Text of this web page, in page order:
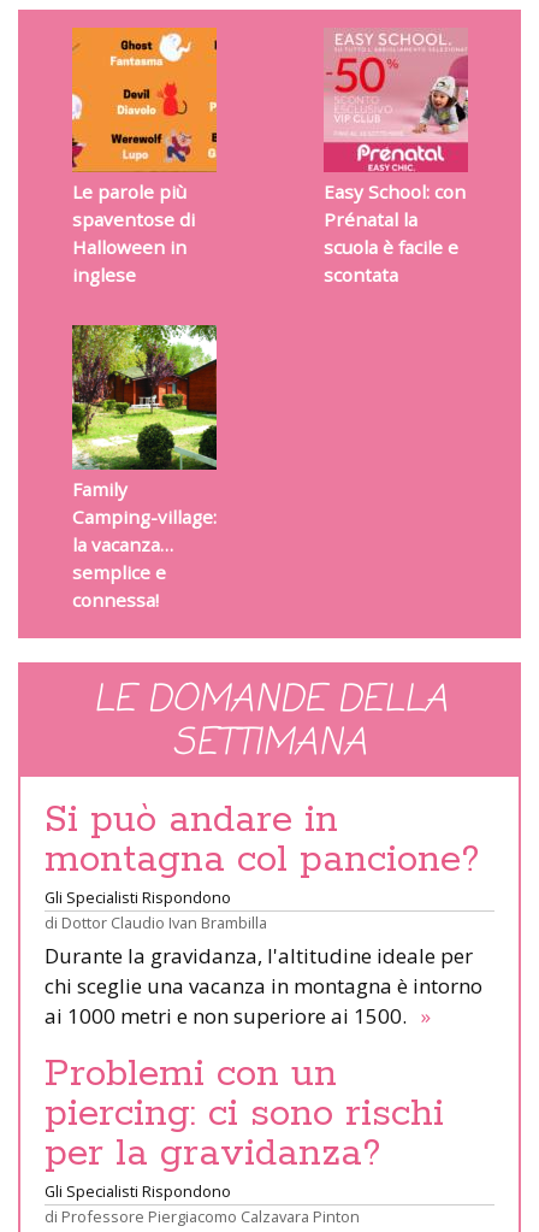
Le parole più
spaventose di
Halloween in
inglese
Easy School: con
Prénatal la
scuola è facile e
scontata
Family
Camping-village:
la vacanza…
semplice e
connessa!
LE DOMANDE DELLA
SETTIMANA
Si può andare in
montagna col pancione?
Gli Specialisti Rispondono
di Dottor Claudio Ivan Brambilla
Durante la gravidanza, l'altitudine ideale per
chi sceglie una vacanza in montagna è intorno
ai 1000 metri e non superiore ai 1500. »
Problemi con un
piercing: ci sono rischi
per la gravidanza?
Gli Specialisti Rispondono
di Professore Piergiacomo Calzavara Pinton